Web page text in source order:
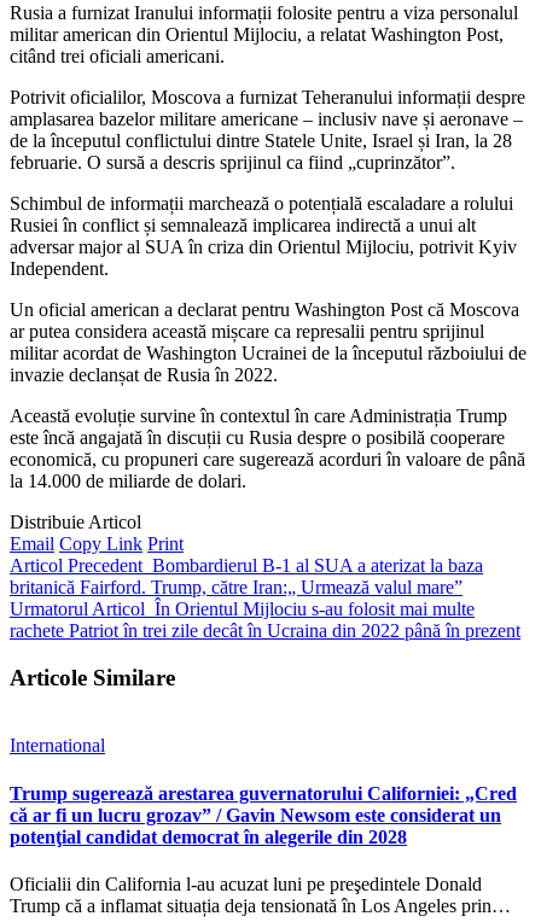
Rusia a furnizat Iranului informații folosite pentru a viza personalul
militar american din Orientul Mijlociu, a relatat Washington Post,
citând trei oficiali americani.
Potrivit oficialilor, Moscova a furnizat Teheranului informații despre
amplasarea bazelor militare americane – inclusiv nave și aeronave –
de la începutul conflictului dintre Statele Unite, Israel și Iran, la 28
februarie. O sursă a descris sprijinul ca fiind „cuprinzător”.
Schimbul de informații marchează o potențială escaladare a rolului
Rusiei în conflict și semnalează implicarea indirectă a unui alt
adversar major al SUA în criza din Orientul Mijlociu, potrivit Kyiv
Independent.
Un oficial american a declarat pentru Washington Post că Moscova
ar putea considera această mișcare ca represalii pentru sprijinul
militar acordat de Washington Ucrainei de la începutul războiului de
invazie declanșat de Rusia în 2022.
Această evoluție survine în contextul în care Administrația Trump
este încă angajată în discuții cu Rusia despre o posibilă cooperare
economică, cu propuneri care sugerează acorduri în valoare de până
la 14.000 de miliarde de dolari.
Distribuie Articol
Email Copy Link Print
Articol Precedent Bombardierul B-1 al SUA a aterizat la baza
britanică Fairford. Trump, către Iran:„ Urmează valul mare”
Urmatorul Articol În Orientul Mijlociu s-au folosit mai multe
rachete Patriot în trei zile decât în Ucraina din 2022 până în prezent
Articole Similare
International
Trump sugerează arestarea guvernatorului Californiei: „Cred
că ar fi un lucru grozav” / Gavin Newsom este considerat un
potenţial candidat democrat în alegerile din 2028
Oficialii din California l-au acuzat luni pe preşedintele Donald
Trump că a inflamat situația deja tensionată în Los Angeles prin…